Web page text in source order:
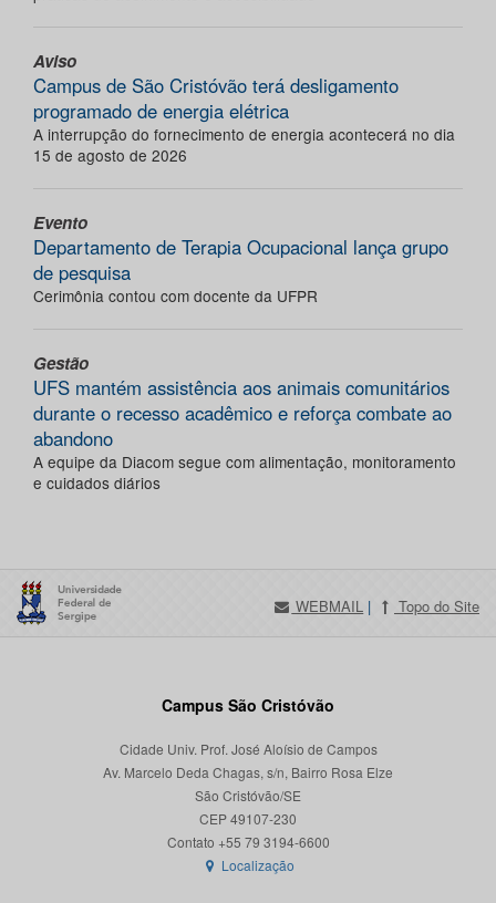
Aviso
Campus de São Cristóvão terá desligamento
programado de energia elétrica
A interrupção do fornecimento de energia acontecerá no dia
15 de agosto de 2026
Evento
Departamento de Terapia Ocupacional lança grupo
de pesquisa
Cerimônia contou com docente da UFPR
Gestão
UFS mantém assistência aos animais comunitários
durante o recesso acadêmico e reforça combate ao
abandono
A equipe da Diacom segue com alimentação, monitoramento
e cuidados diários
WEBMAIL | Topo do Site
Campus São Cristóvão
Cidade Univ. Prof. José Aloísio de Campos
Av. Marcelo Deda Chagas, s/n, Bairro Rosa Elze
São Cristóvão/SE
CEP 49107-230
Localização